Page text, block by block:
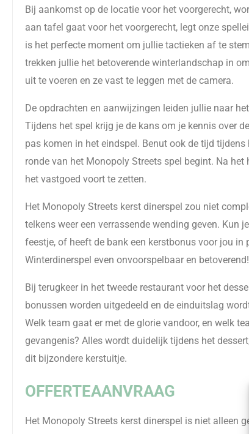
Bij aankomst op de locatie voor het voorgerecht,
aan tafel gaat voor het voorgerecht, legt onze
is het perfecte moment om jullie tactieken af te
trekken jullie het betoverende winterlandschap in
uit te voeren en ze vast te leggen met de camera.
De opdrachten en aanwijzingen leiden jullie naar
Tijdens het spel krijg je de kans om je kennis over
pas komen in het eindspel. Benut ook de tijd
ronde van het Monopoly Streets spel begint. Na
het vastgoed voort te zetten.
Het Monopoly Streets kerst dinerspel zou niet
telkens weer een verrassende wending geven. Kun
feestje, of heeft de bank een kerstbonus voor jou
Winterdinerspel even onvoorspelbaar en betoverend!
Bij terugkeer in het tweede restaurant voor het
bonussen worden uitgedeeld en de einduitslag
Welk team gaat er met de glorie vandoor, en welk
gevangenis? Alles wordt duidelijk tijdens het
dit bijzondere kerstuitje.
OFFERTEAANVRAAG
Het Monopoly Streets kerst dinerspel is niet alleen